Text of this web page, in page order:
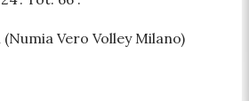
Vero Volley Milano)